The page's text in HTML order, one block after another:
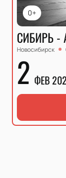
0+
СИБИРЬ -
Новосибирск
2 ФЕВ